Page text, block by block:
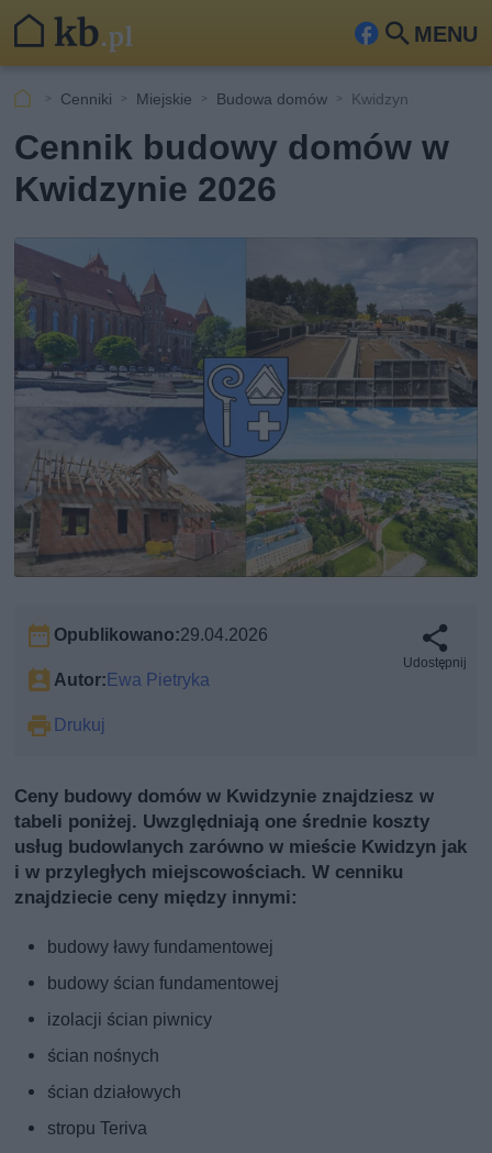
MENU
Fa
ook
Szu
kaj
Cenniki Miejskie Budowa domów Kwidzyn
Cennik budowy domów w
Kwidzynie 2026
Opublikowano:29.04.2026
Autor: Ewa Pietryka
Drukuj
Udostępnij
Ceny budowy domów w Kwidzynie znajdziesz w
tabeli poniżej. Uwzględniają one średnie koszty
usług budowlanych zarówno w mieście Kwidzyn jak
i w przyległych miejscowościach. W cenniku
znajdziecie ceny między innymi:
budowy ławy fundamentowej
budowy ścian fundamentowej
izolacji ścian piwnicy
ścian nośnych
ścian działowych
stropu Teriva